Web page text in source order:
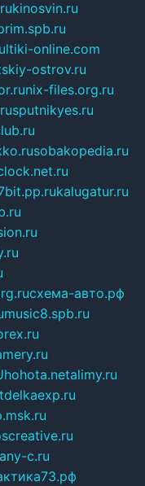
kinosvin.ru
online.com
ostrov.ru
nix-files.org.ru
sputnikyes.ru
sobakopedia.ru
kalugatur.ru
схема-авто.рф
music8.spb.ru
hohota.netalimy.ru
c.ru